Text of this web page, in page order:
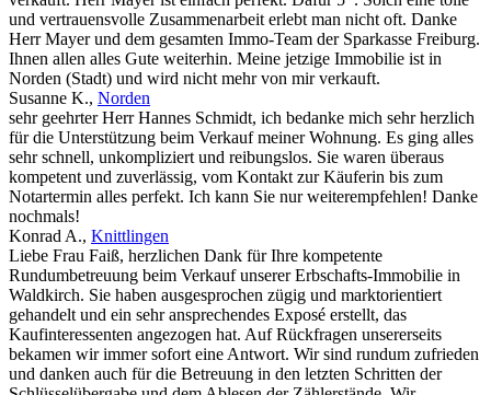
und vertrauensvolle Zusammenarbeit erlebt man nicht oft. Danke
Herr Mayer und dem gesamten Immo-Team der Sparkasse Freiburg.
Ihnen allen alles Gute weiterhin. Meine jetzige Immobilie ist in
Norden (Stadt) und wird nicht mehr von mir verkauft.
Susanne K., Norden
sehr geehrter Herr Hannes Schmidt, ich bedanke mich sehr herzlich
für die Unterstützung beim Verkauf meiner Wohnung. Es ging alles
sehr schnell, unkompliziert und reibungslos. Sie waren überaus
kompetent und zuverlässig, vom Kontakt zur Käuferin bis zum
Notartermin alles perfekt. Ich kann Sie nur weiterempfehlen! Danke
nochmals!
Konrad A., Knittlingen
Liebe Frau Faiß, herzlichen Dank für Ihre kompetente
Rundumbetreuung beim Verkauf unserer Erbschafts-Immobilie in
Waldkirch. Sie haben ausgesprochen zügig und marktorientiert
gehandelt und ein sehr ansprechendes Exposé erstellt, das
Kaufinteressenten angezogen hat. Auf Rückfragen unsererseits
bekamen wir immer sofort eine Antwort. Wir sind rundum zufrieden
und danken auch für die Betreuung in den letzten Schritten der